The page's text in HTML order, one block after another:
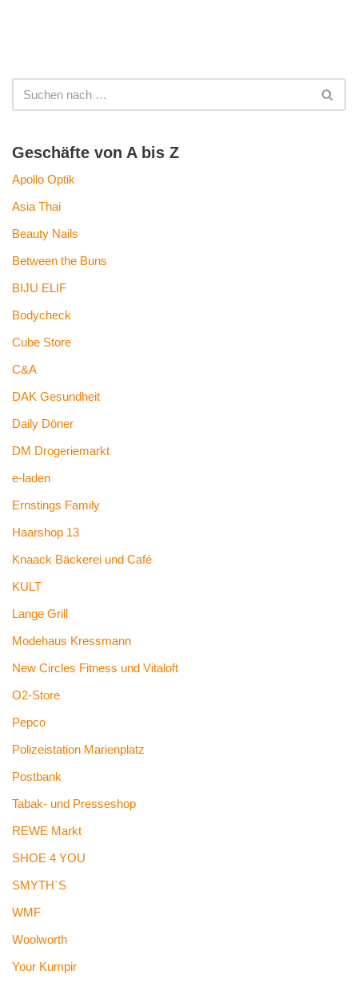
Geschäfte von A bis Z
Apollo Optik
Asia Thai
Beauty Nails
Between the Buns
BIJU ELIF
Bodycheck
Cube Store
C&A
DAK Gesundheit
Daily Döner
DM Drogeriemarkt
e-laden
Ernstings Family
Haarshop 13
Knaack Bäckerei und Café
KULT
Lange Grill
Modehaus Kressmann
New Circles Fitness und Vitaloft
O2-Store
Pepco
Polizeistation Marienplatz
Postbank
Tabak- und Presseshop
REWE Markt
SHOE 4 YOU
SMYTH`S
WMF
Woolworth
Your Kumpir